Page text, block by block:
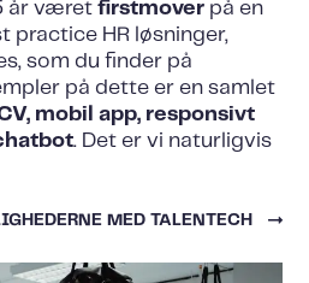
år væretfirstmover på en
practice HR løsninger,
som du finder på
på dette er en samlet
mobil app, responsivt
. Det er vi naturligvis
MED TALENTECH